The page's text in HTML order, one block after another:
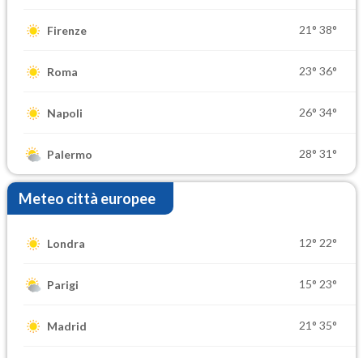
Firenze 21° 38°
Roma 23° 36°
Napoli 26° 34°
Palermo 28° 31°
Meteo città europee
Londra 12° 22°
Parigi 15° 23°
Madrid 21° 35°